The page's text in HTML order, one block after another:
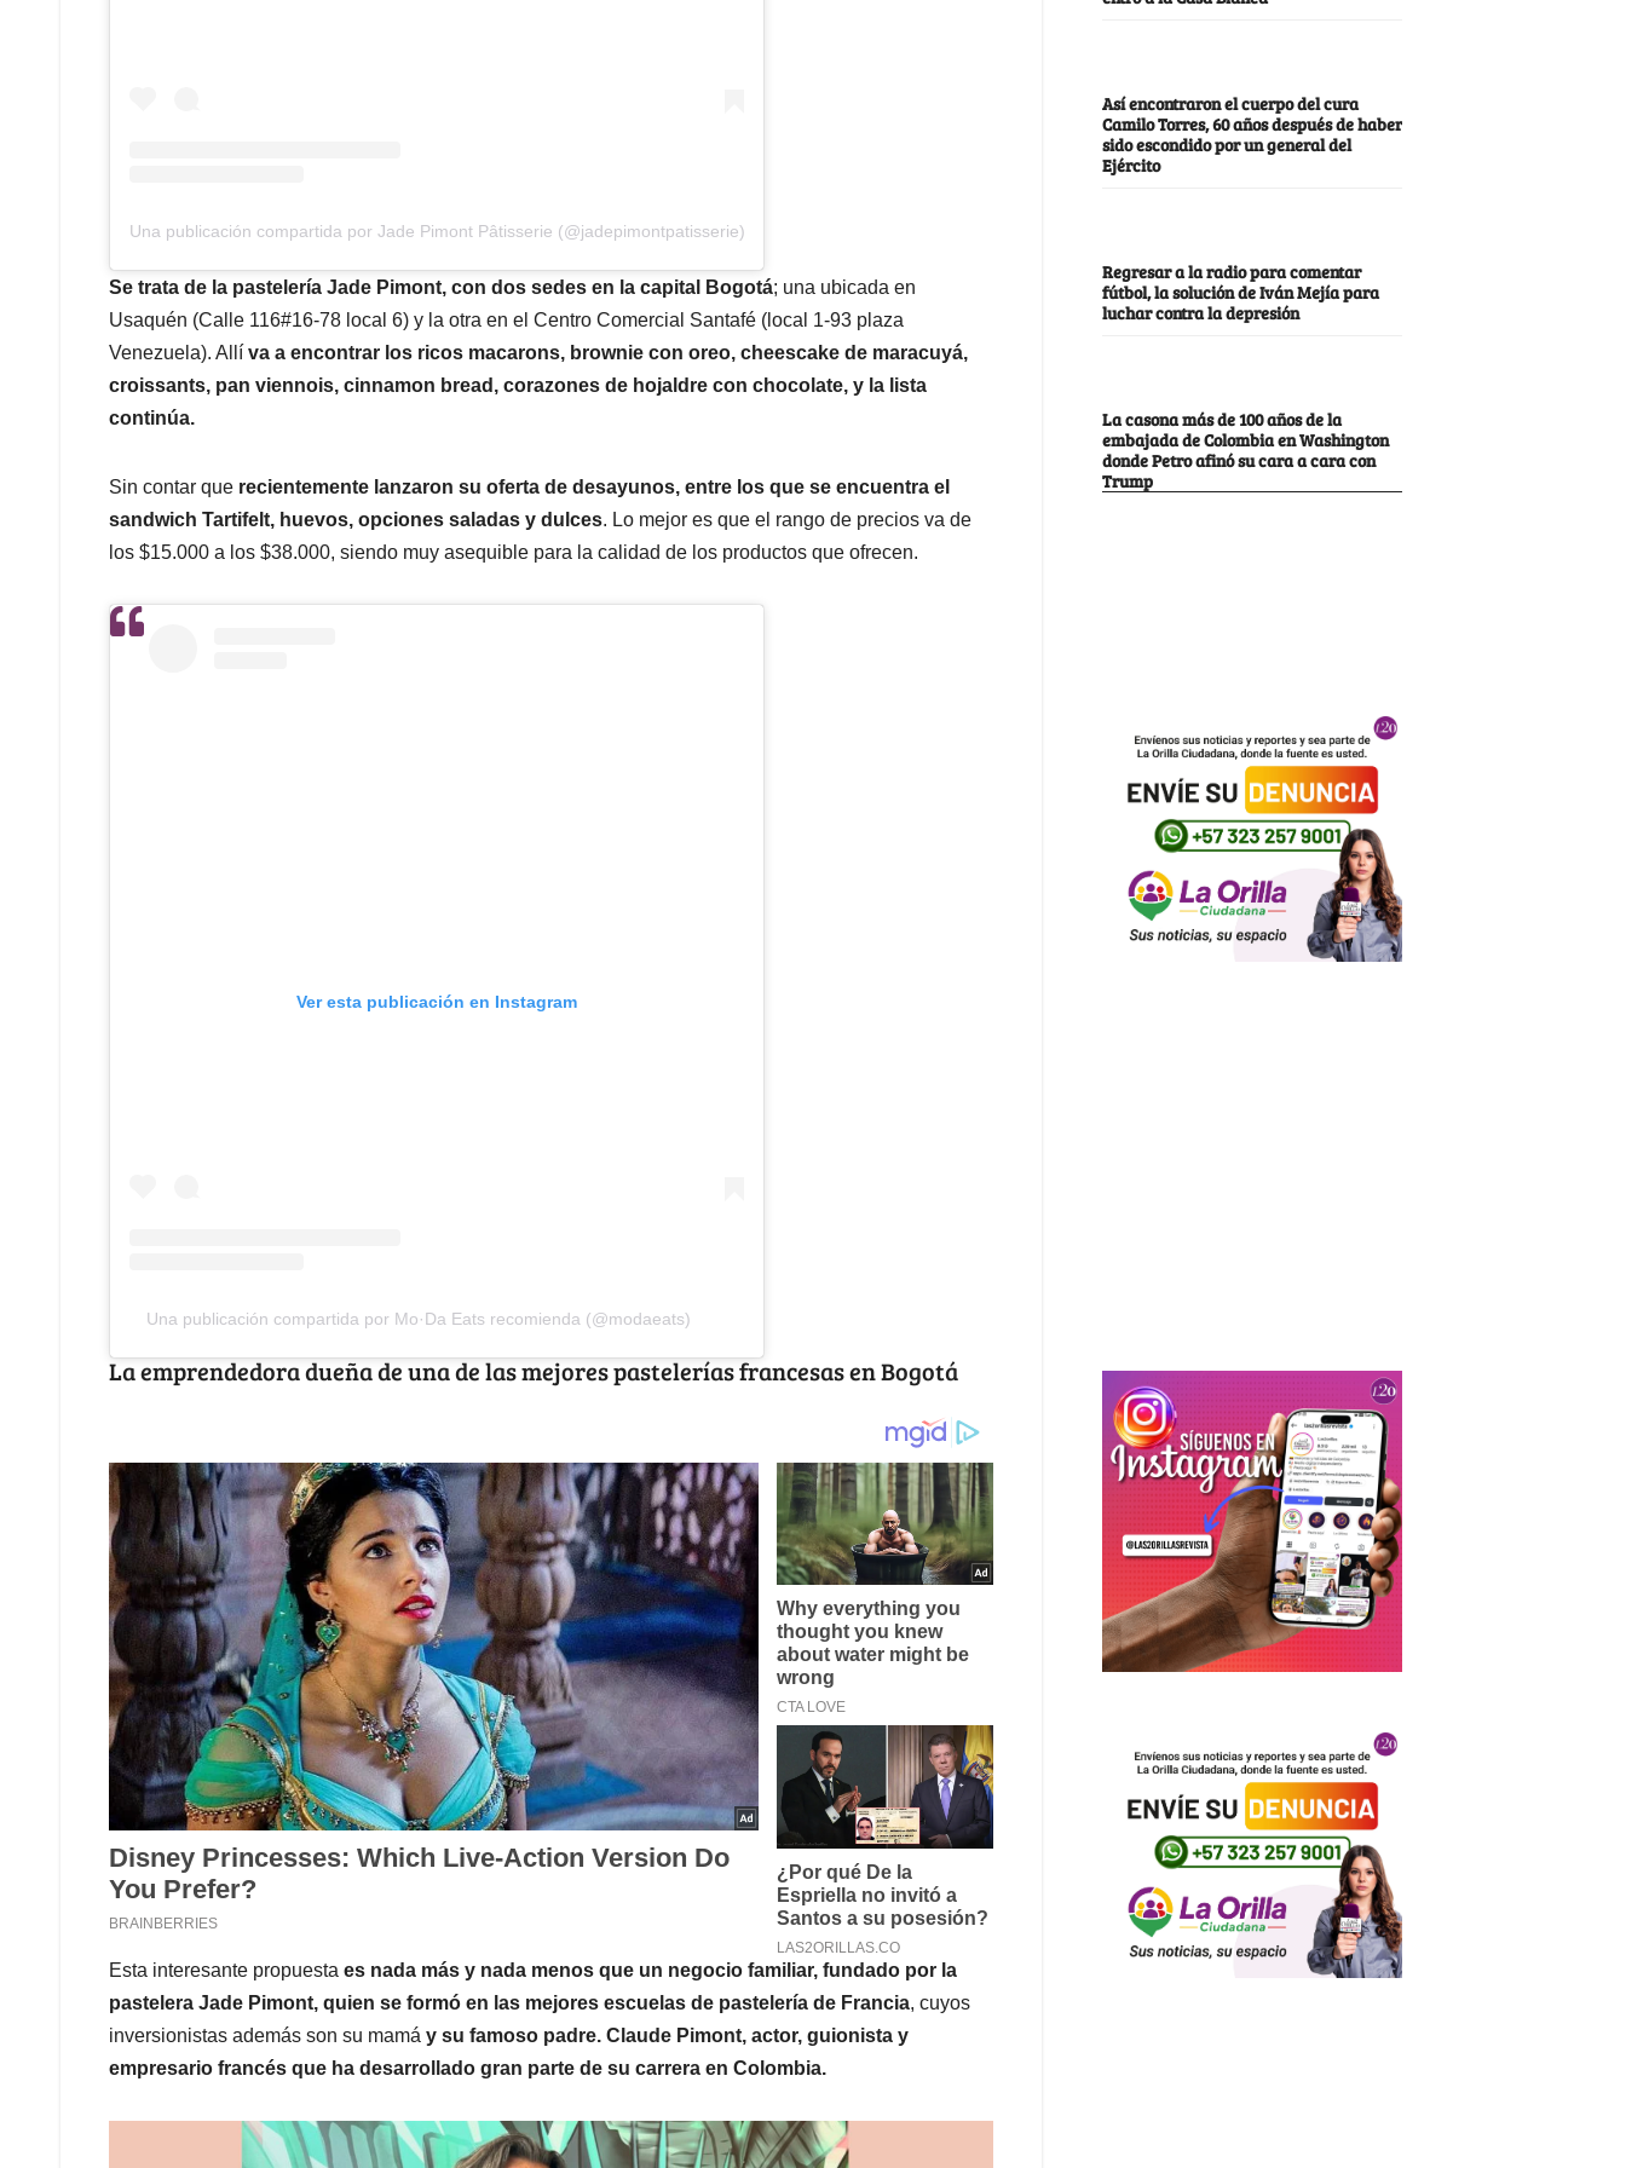
Una publicación compartida por Jade Pimont Pâtisserie (@jadepimontpatisserie)
Se trata de la pastelería Jade Pimont, con dos sedes en la capital Bogotá; una ubicada en
Usaquén (Calle 116#16-78 local 6) y la otra en el Centro Comercial Santafé (local 1-93 plaza
Venezuela). Allí va a encontrar los ricos macarons, brownie con oreo, cheescake de maracuyá,
croissants, pan viennois, cinnamon bread, corazones de hojaldre con chocolate, y la lista
continúa.
Sin contar que recientemente lanzaron su oferta de desayunos, entre los que se encuentra el
sandwich Tartifelt, huevos, opciones saladas y dulces. Lo mejor es que el rango de precios va de
los $15.000 a los $38.000, siendo muy asequible para la calidad de los productos que ofrecen.
Ver esta publicación en Instagram
Una publicación compartida por Mo·Da Eats recomienda (@modaeats)
La emprendedora dueña de una de las mejores pastelerías francesas en Bogotá
Esta interesante propuesta es nada más y nada menos que un negocio familiar, fundado por la
pastelera Jade Pimont, quien se formó en las mejores escuelas de pastelería de Francia, cuyos
inversionistas además son su mamá y su famoso padre. Claude Pimont, actor, guionista y
empresario francés que ha desarrollado gran parte de su carrera en Colombia.​​
Así encontraron el cuerpo del cura
Camilo Torres, 60 años después de haber
sido escondido por un general del
Ejército
Regresar a la radio para comentar
fútbol, la solución de Iván Mejía para
luchar contra la depresión
La casona más de 100 años de la
embajada de Colombia en Washington
donde Petro afinó su cara a cara con
Trump